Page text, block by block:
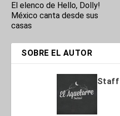
El elenco de Hello, Dolly!
México canta desde sus
casas
SOBRE EL AUTOR
Staff